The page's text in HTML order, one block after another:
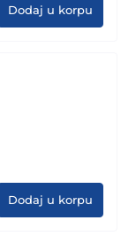
Dodaj u korpu
Dodaj u korpu